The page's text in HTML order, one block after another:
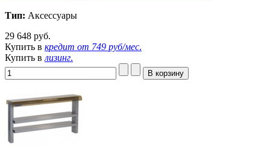
Тип: Аксессуары
29 648 руб.
Купить в кредит от 749 руб/мес.
Купить в лизинг.